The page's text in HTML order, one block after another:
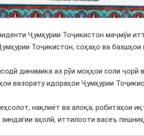
Ҷумҳурии Тоҷикистон маҷмӯи
Тоҷикистон, соҳаҳо ва бахшҳои
динамика аз рӯи моҳҳои соли ҷорӣ
вазорату идораҳои Ҷумҳурии
нақлиёт ва алоқа, робитаҳои
аҳолӣ, иттилооти васеъ